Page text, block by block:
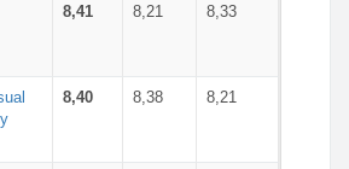
8,41 8,21 8,33
8,40 8,38 8,21